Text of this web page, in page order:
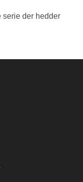
serie der hedder